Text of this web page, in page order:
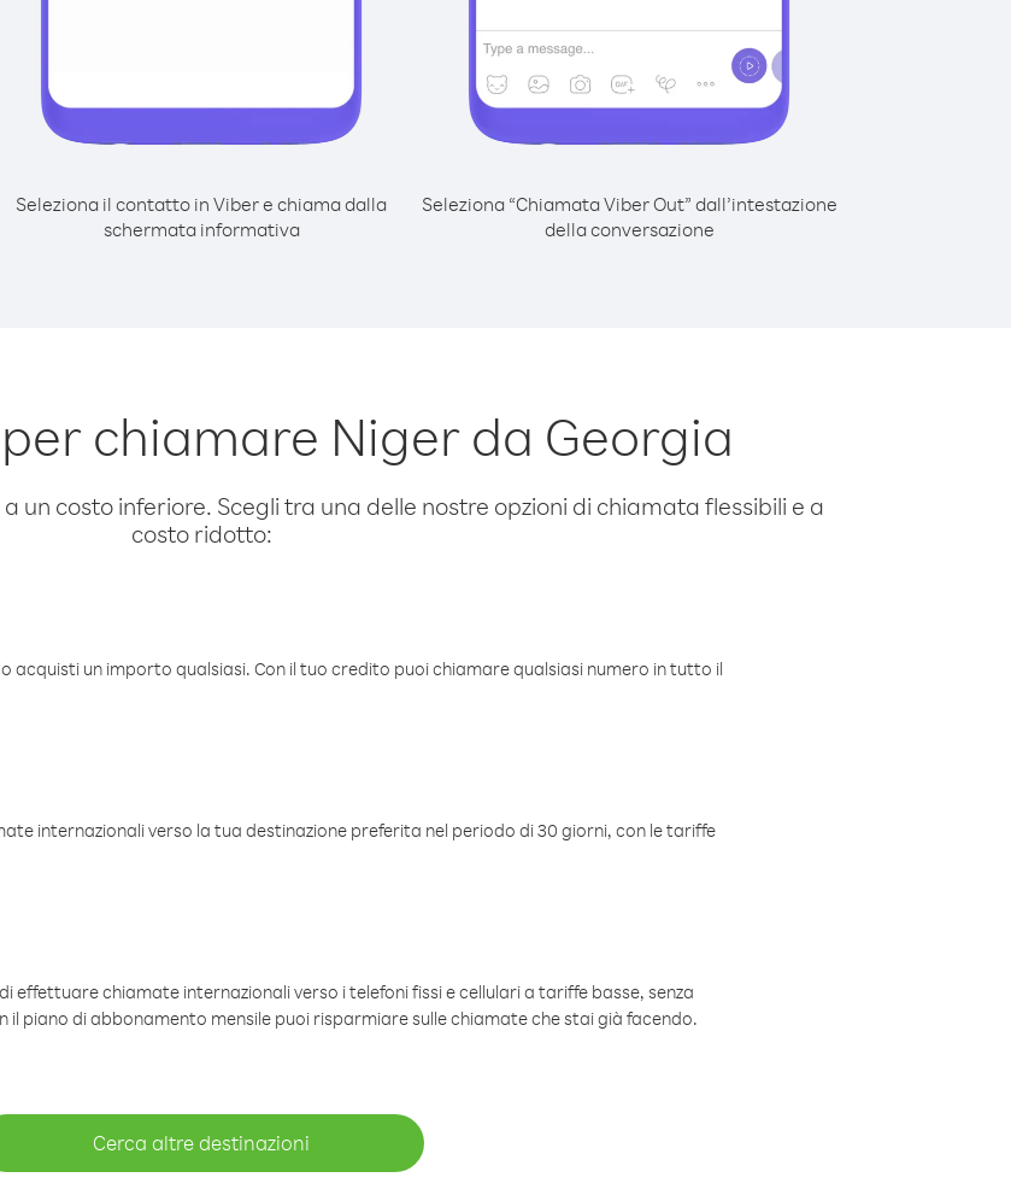
Seleziona il contatto in Viber e chiama dalla
schermata informativa
Seleziona “Chiamata Viber Out” dall’intestazione
della conversazione
chiamare Niger da Georgia
un costo inferiore. Scegli tra una delle nostre opzioni di chiamata flessibili e a
costo ridotto:
acquisti un importo qualsiasi. Con il tuo credito puoi chiamare qualsiasi numero in tutto il
internazionali verso la tua destinazione preferita nel periodo di 30 giorni, con le tariffe
effettuare chiamate internazionali verso i telefoni fissi e cellulari a tariffe basse, senza
il piano di abbonamento mensile puoi risparmiare sulle chiamate che stai già facendo.
Cerca altre destinazioni